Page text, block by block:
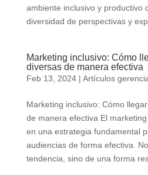
ambiente inclusivo y productivo
diversidad de perspectivas y
Marketing inclusivo: Cómo
diversas de manera efectiva
Feb 13, 2024| Artículos
Marketing inclusivo: Cómo
de manera efectiva El
en una estrategia fundamental
audiencias de forma efectiva.
tendencia, sino de una forma